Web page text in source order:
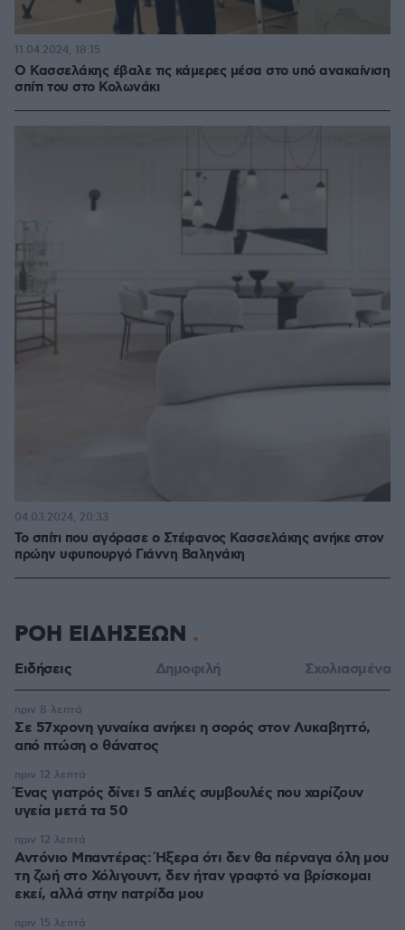
Ο Κασσελάκης έβαλε τις κάμερες μέσα στο υπό ανακαίνιση
σπίτι του στο Κολωνάκι
11.04.2024, 18:15
Το σπίτι που αγόρασε ο Στέφανος Κασσελάκης ανήκε στον
πρώην υφυπουργό Γιάννη Βαληνάκη
04.03.2024, 20:33
ΡΟΗ ΕΙΔΗΣΕΩΝ
Ειδήσεις Δημοφιλή Σχολιασμένα
Σε 57χρονη γυναίκα ανήκει η σορός στον Λυκαβηττό,
από πτώση ο θάνατος
πριν 8 λεπτά
Ένας γιατρός δίνει 5 απλές συμβουλές που χαρίζουν
υγεία μετά τα 50
πριν 12 λεπτά
Αντόνιο Μπαντέρας: Ήξερα ότι δεν θα πέρναγα όλη μου
τη ζωή στο Χόλιγουντ, δεν ήταν γραφτό να βρίσκομαι
εκεί, αλλά στην πατρίδα μου
πριν 12 λεπτά
πριν 15 λεπτά